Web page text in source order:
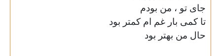
جای تو ، من بودم
تا کمی بار غم ام کمتر بود
حال من بهتر بود